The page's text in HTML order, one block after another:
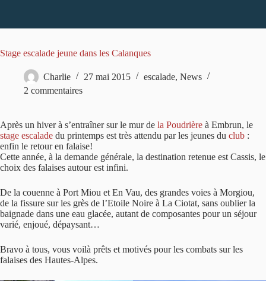
Stage escalade jeune dans les Calanques
Charlie 27 mai 2015 escalade, News
2 commentaires
Après un hiver à s’entraîner sur le mur de la Poudrière à Embrun, le
stage escalade du printemps est très attendu par les jeunes du club :
enfin le retour en falaise!
Cette année, à la demande générale, la destination retenue est Cassis, le
choix des falaises autour est infini.
De la couenne à Port Miou et En Vau, des grandes voies à Morgiou,
de la fissure sur les grès de l’Etoile Noire à La Ciotat, sans oublier la
baignade dans une eau glacée, autant de composantes pour un séjour
varié, enjoué, dépaysant…
Bravo à tous, vous voilà prêts et motivés pour les combats sur les
falaises des Hautes-Alpes.